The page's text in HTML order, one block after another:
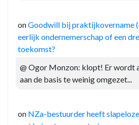
onGoodwill bij praktijkovername
eerlijk ondernemerschap of een
toekomst?
@ Ogor Monzon: klopt! Er wordt
aan de basis te weinig omgezet...
on NZa-bestuurder heeft